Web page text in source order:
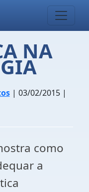
NA
| 03/02/2015 |
como
a